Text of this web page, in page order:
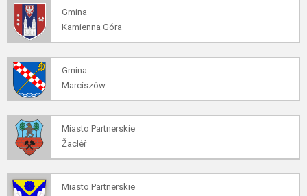
Gmina
Kamienna Góra
Gmina
Marciszów
Miasto Partnerskie
Žacléř
Miasto Partnerskie